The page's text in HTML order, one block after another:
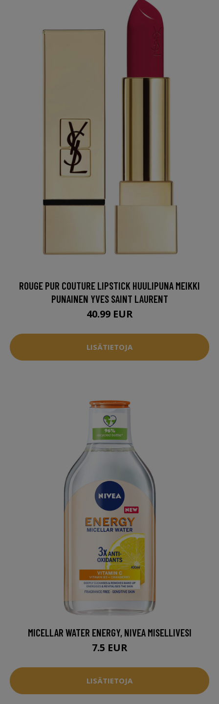
ROUGE PUR COUTURE LIPSTICK HUULIPUNA MEIKKI
PUNAINEN YVES SAINT LAURENT
40.99 EUR
LISÄTIETOJA
MICELLAR WATER ENERGY, NIVEA MISELLIVESI
7.5 EUR
LISÄTIETOJA